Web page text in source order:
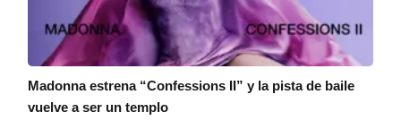
Madonna estrena “Confessions II” y la pista de baile
vuelve a ser un templo